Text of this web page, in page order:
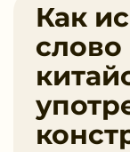
Как
слово